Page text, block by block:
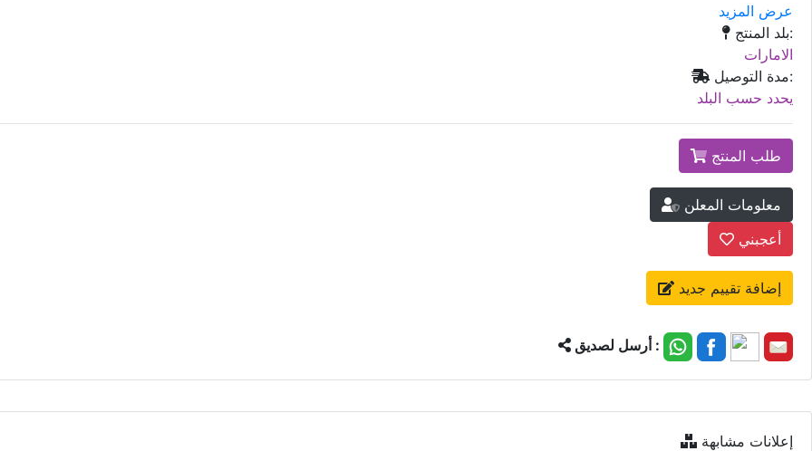
عرض المزيد
بلد المنتج:
الامارات
مدة التوصيل:
يحدد حسب البلد
طلب المنتج
معلومات المعلن
أعجبني
إضافة تقييم جديد
أرسل لصديق :
إعلانات مشابهة